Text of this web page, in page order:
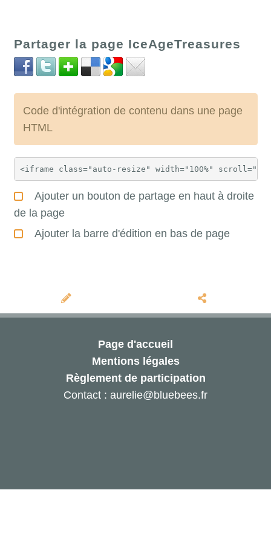
Partager la page IceAgeTreasures
Code d'intégration de contenu dans une page
HTML
Ajouter un bouton de partage en haut à droite
de la page
Ajouter la barre d'édition en bas de page
Page d'accueil
Mentions légales
Règlement de participation
Contact : aurelie@bluebees.fr